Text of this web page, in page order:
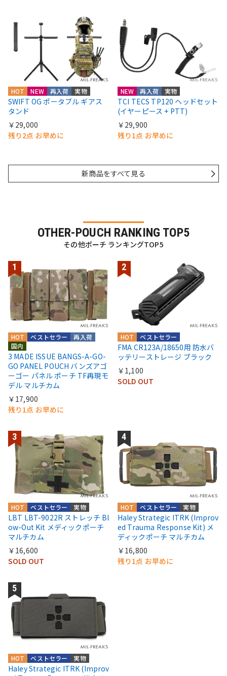
HOT NEW 再入荷 実物
SWIFT OG ポータブル ギアス
タンド
￥29,000
残り2点 お早めに
NEW 再入荷 実物
TCI TECS TP120 ヘッドセット
(イヤーピース + PTT)
￥29,900
残り1点 お早めに
新商品をすべて見る
OTHER-POUCH RANKING TOP5
その他ポーチ ランキングTOP5
国内
再入荷
ベストセラー
HOT
3 MADE ISSUE BANGS-A-GO-
GO PANEL POUCH バンズアゴ
ーゴー パネル ポーチ TF再現モ
デル マルチカム
￥17,900
残り1点 お早めに
ベストセラー
HOT
FMA CR123A/18650用 防水バ
ッテリーストレージ ブラック
￥1,100
SOLD OUT
実物
ベストセラー
HOT
LBT LBT-9022R ストレッチ Bl
ow-Out Kit メディックポーチ
マルチカム
￥16,600
SOLD OUT
実物
ベストセラー
HOT
Haley Strategic ITRK (Improv
ed Trauma Response Kit) メ
ディックポーチ マルチカム
￥16,800
残り1点 お早めに
実物
ベストセラー
HOT
Haley Strategic ITRK (Improv